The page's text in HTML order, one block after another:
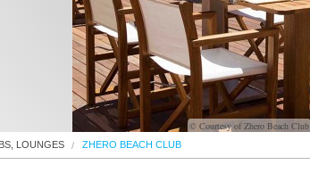
© Courtesy of Zhero Beach Club
LOUNGES ZHERO BEACH CLUB